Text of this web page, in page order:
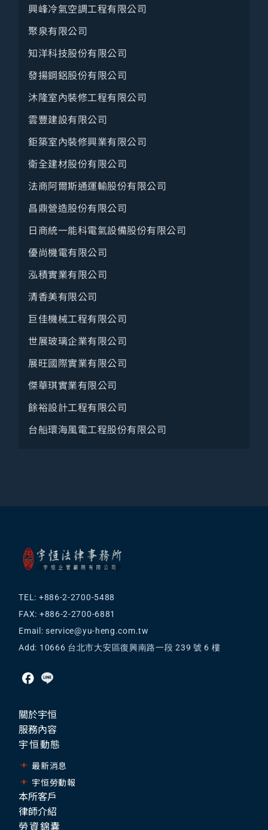
興峰冷氣空調工程有限公司
聚泉有限公司
知洋科技股份有限公司
發揚鋼鋁股份有限公司
沐隆室內裝修工程有限公司
雲豐建設有限公司
鉅築室內裝修興業有限公司
衛全建材股份有限公司
法商阿爾斯通運輸股份有限公司
昌鼎營造股份有限公司
日商統一能科電氣設備股份有限公司
優尚機電有限公司
泓積實業有限公司
清香美有限公司
巨佳機械工程有限公司
世展玻璃企業有限公司
展旺國際實業有限公司
傑華琪實業有限公司
餘裕設計工程有限公司
台船環海風電工程股份有限公司
TEL: +886-2-2700-5488
FAX: +886-2-2700-6881
Email:service@yu-heng.com.tw
Add: 10666 台北市大安區復興南路一段 239 號 6 樓
關於宇恒
服務內容
宇恒動態
最新消息
宇恒勞動報
本所客戶
律師介紹
勞資錦囊